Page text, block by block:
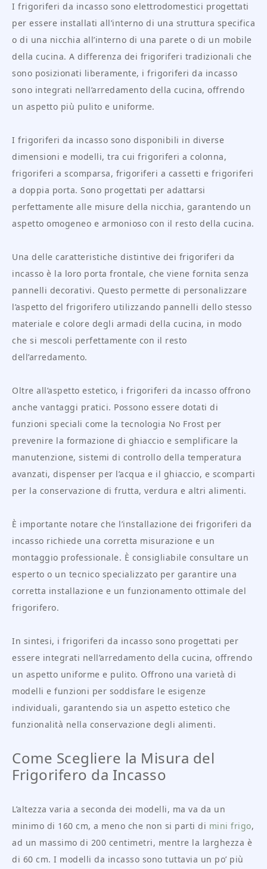
I frigoriferi da incasso sono elettrodomestici progettati
per essere installati all’interno di una struttura specifica
o di una nicchia all’interno di una parete o di un mobile
della cucina. A differenza dei frigoriferi tradizionali che
sono posizionati liberamente, i frigoriferi da incasso
sono integrati nell’arredamento della cucina, offrendo
un aspetto più pulito e uniforme.
I frigoriferi da incasso sono disponibili in diverse
dimensioni e modelli, tra cui frigoriferi a colonna,
frigoriferi a scomparsa, frigoriferi a cassetti e frigoriferi
a doppia porta. Sono progettati per adattarsi
perfettamente alle misure della nicchia, garantendo un
aspetto omogeneo e armonioso con il resto della cucina.
Una delle caratteristiche distintive dei frigoriferi da
incasso è la loro porta frontale, che viene fornita senza
pannelli decorativi. Questo permette di personalizzare
l’aspetto del frigorifero utilizzando pannelli dello stesso
materiale e colore degli armadi della cucina, in modo
che si mescoli perfettamente con il resto
dell’arredamento.
Oltre all’aspetto estetico, i frigoriferi da incasso offrono
anche vantaggi pratici. Possono essere dotati di
funzioni speciali come la tecnologia No Frost per
prevenire la formazione di ghiaccio e semplificare la
manutenzione, sistemi di controllo della temperatura
avanzati, dispenser per l’acqua e il ghiaccio, e scomparti
per la conservazione di frutta, verdura e altri alimenti.
È importante notare che l’installazione dei frigoriferi da
incasso richiede una corretta misurazione e un
montaggio professionale. È consigliabile consultare un
esperto o un tecnico specializzato per garantire una
corretta installazione e un funzionamento ottimale del
frigorifero.
In sintesi, i frigoriferi da incasso sono progettati per
essere integrati nell’arredamento della cucina, offrendo
un aspetto uniforme e pulito. Offrono una varietà di
modelli e funzioni per soddisfare le esigenze
individuali, garantendo sia un aspetto estetico che
funzionalità nella conservazione degli alimenti.
Come Scegliere la Misura del
Frigorifero da Incasso
L’altezza varia a seconda dei modelli, ma va da un
minimo di 160 cm, a meno che non si parti di mini frigo,
ad un massimo di 200 centimetri, mentre la larghezza è
di 60 cm. I modelli da incasso sono tuttavia un po’ più